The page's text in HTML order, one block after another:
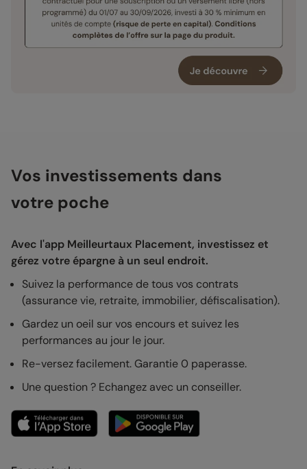
Vos investissements dans
votre poche
Avec l'app Meilleurtaux Placement, investissez et
gérez votre épargne à un seul endroit.
Suivez la performance de tous vos contrats
(assurance vie, retraite, immobilier, défiscalisation).
Gardez un oeil sur vos encours et suivez les
performances au jour le jour.
Re-versez facilement. Garantie 0 paperasse.
Une question ? Echangez avec un conseiller.